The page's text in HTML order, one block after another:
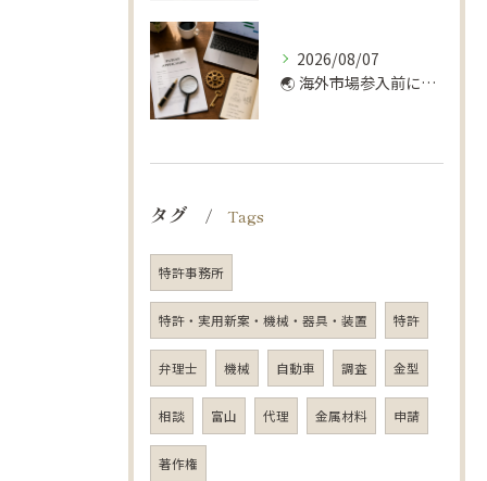
2026/08/07
🌏 海外市場参入前に！弁理士が勧める知財デューデリ 🔍
タグ Tags
特許事務所
特許・実用新案・機械・器具・装置 特許
弁理士 機械 自動車 調査 金型
相談 富山 代理 金属材料 申請
著作権